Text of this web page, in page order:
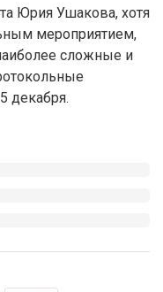
Юрия Ушакова, хотя
мероприятием,
сложные и
декабря.